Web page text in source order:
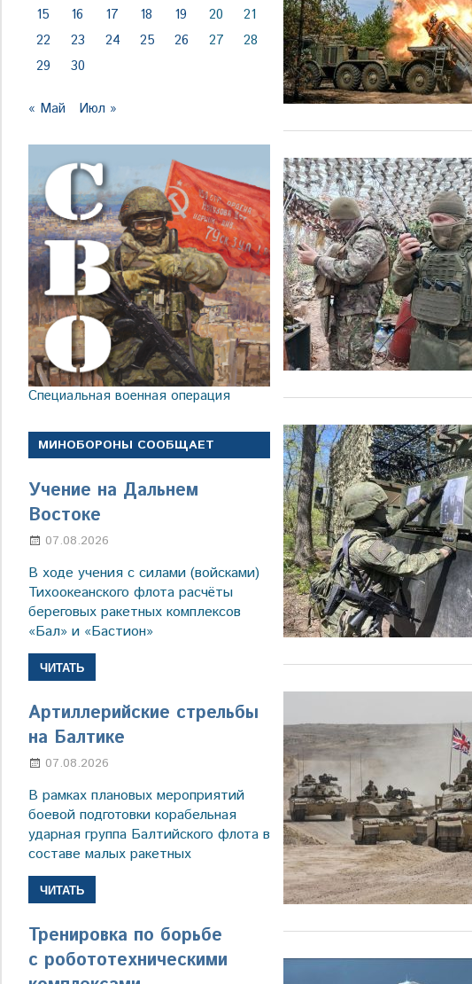
15
16 17 18 19 20
21
22
23 24 25 26 27
28
29
30
« Май Июл »
Специальная военная операция
МИНОБОРОНЫ СООБЩАЕТ
Учение на Дальнем
Востоке
07.08.2026
В ходе учения с силами (войсками)
Тихоокеанского флота расчёты
береговых ракетных комплексов
«Бал» и «Бастион»
ЧИТАТЬ
Артиллерийские стрельбы
на Балтике
07.08.2026
В рамках плановых мероприятий
боевой подготовки корабельная
ударная группа Балтийского флота в
составе малых ракетных
ЧИТАТЬ
Тренировка по борьбе
с робототехническими